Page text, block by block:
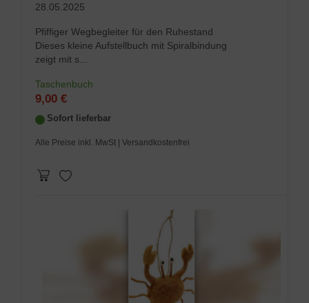
28.05.2025
Pfiffiger Wegbegleiter für den Ruhestand
Dieses kleine Aufstellbuch mit Spiralbindung
zeigt mit s...
Taschenbuch
9,00 €
Sofort lieferbar
Alle Preise inkl. MwSt | Versandkostenfrei